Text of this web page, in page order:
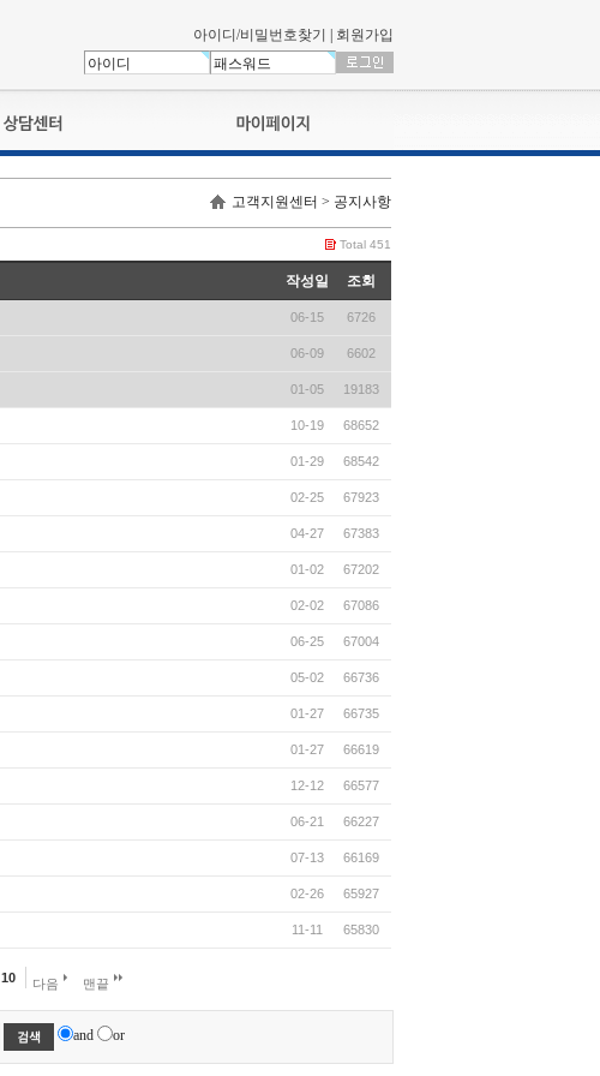
아이디/비밀번호찾기 회원가입
상담접수
나의신청내역
교육영상강의실
회원정보
나의 신청비
나의활동내역
나의 연회비
고객지원센터 > 공지사항
Total 451
작성일 조회
06-15 6726
06-09 6602
01-05 19183
10-19 68652
01-29 68542
02-25 67923
04-27 67383
01-02 67202
02-02 67086
06-25 67004
05-02 66736
01-27 66735
01-27 66619
12-12 66577
06-21 66227
07-13 66169
02-26 65927
11-11 65830
10 다음 맨끝
and or